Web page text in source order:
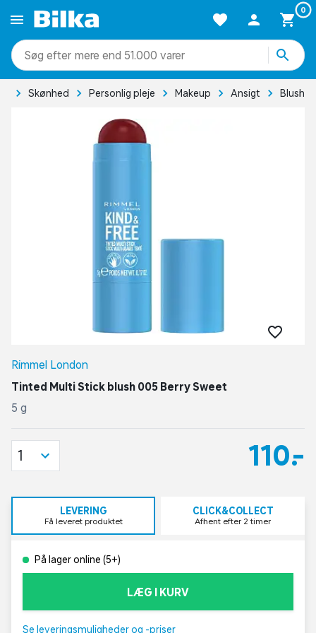
0
mere end 51.000 varer
Skønhed Personlig pleje Makeup Ansigt Blush
Rimmel London
Tinted Multi Stick blush 005 Berry Sweet
5 g
110,-
1
LEVERING
Få leveret produktet
CLICK&COLLECT
Afhent efter 2 timer
På lager online (5+)
LÆG I KURV
Se leveringsmuligheder og -priser